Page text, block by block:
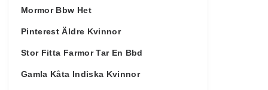
Mormor Bbw Het
Pinterest Äldre Kvinnor
Stor Fitta Farmor Tar En Bbd
Gamla Kåta Indiska Kvinnor